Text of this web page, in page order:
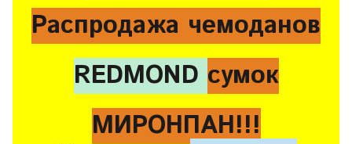
Распродажа чемоданов
REDMOND сумок
МИРОНПАН!!!